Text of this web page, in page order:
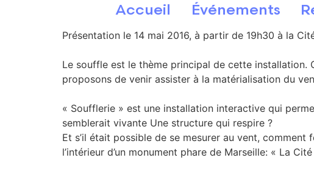
Accueil Événements
Présentation le 14 mai 2016, à partir de 19h30 à la
Le souffle est le thème principal de cette installation.
proposons de venir assister à la matérialisation du
« Soufflerie » est une installation interactive qui
semblerait vivante Une structure qui respire ?
Et s’il était possible de se mesurer au vent,
l’intérieur d’un monument phare de Marseille: « La